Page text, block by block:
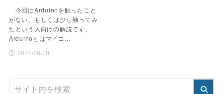
今回はArduinoを触ったこと
がない、もしくは少し触ってみ
たという人向けの解説です。
Arduinoとはマイコ…
2024-06-08